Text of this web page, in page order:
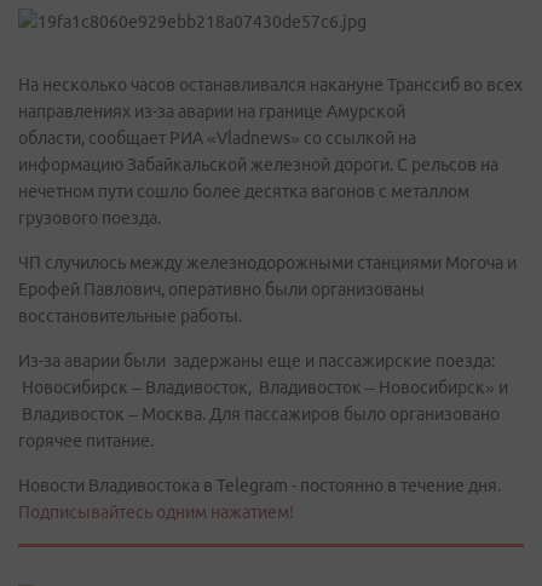
На несколько часов останавливался накануне Транссиб во всех
направлениях из-за аварии на границе Амурской
области, сообщает РИА «Vladnews» со ссылкой на
информацию Забайкальской железной дороги. С рельсов на
нечетном пути сошло более десятка вагонов с металлом
грузового поезда.
ЧП случилось между железнодорожными станциями Могоча и
Ерофей Павлович, оперативно были организованы
восстановительные работы.
Из-за аварии были задержаны еще и пассажирские поезда:
Новосибирск – Владивосток, Владивосток – Новосибирск» и
Владивосток – Москва. Для пассажиров было организовано
горячее питание.
Новости Владивостока в Telegram - постоянно в течение дня.
Подписывайтесь одним нажатием!